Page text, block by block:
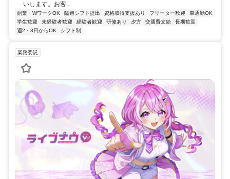
いします。お客...
副業・WワークOK 隔週シフト提出 資格取得支援あり フリーター歓迎
車通勤OK
学生歓迎
未経験者歓迎 経験者歓迎 研修あり 夕方 交通費支給
長期歓迎
週2・3日からOK
シフト制
業務委託